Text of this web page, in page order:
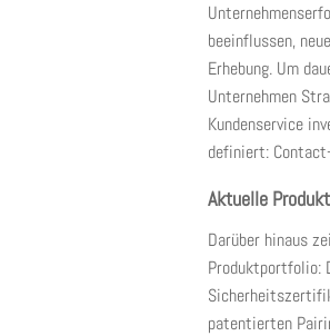
beeinflussen,
Erhebung. Um
Unternehmen
Kundenservice
definiert:
Aktuelle
Darüber hinaus
Produktportfolio:
patentierten